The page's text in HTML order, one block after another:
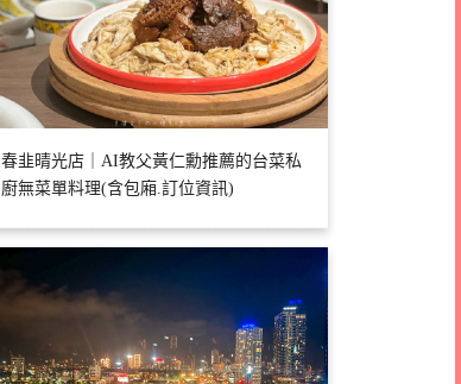
春韭晴光店｜AI教父黃仁勳推薦的台菜私
廚無菜單料理(含包廂.訂位資訊)